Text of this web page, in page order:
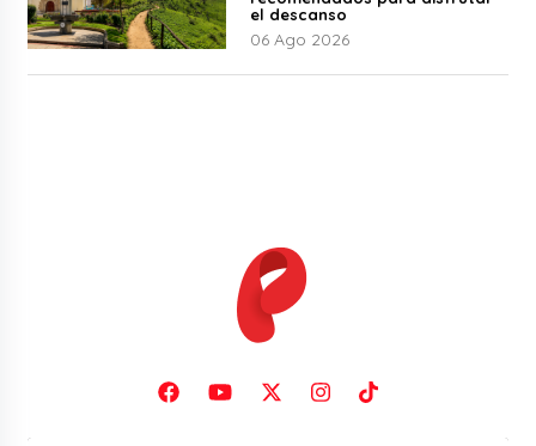
el descanso
06 Ago 2026